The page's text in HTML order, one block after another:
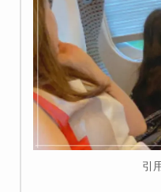
引